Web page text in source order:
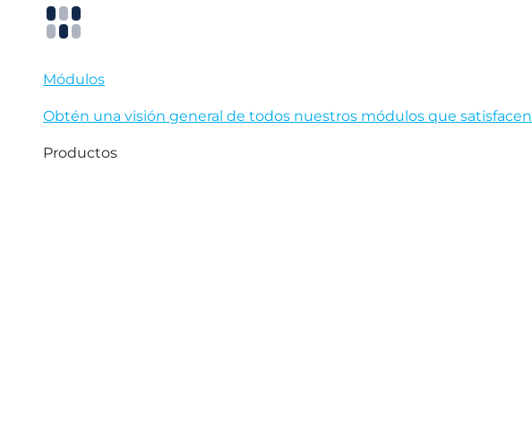
Módulos
Obtén una visión general de todos nuestros módulos que
Productos